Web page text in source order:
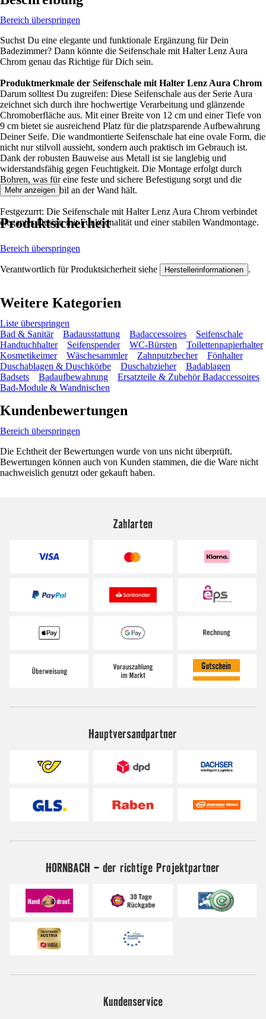
Bereich überspringen
Suchst Du eine elegante und funktionale Ergänzung für Dein
Badezimmer? Dann könnte die Seifenschale mit Halter Lenz Aura
Chrom genau das Richtige für Dich sein.
Produktmerkmale der Seifenschale mit Halter Lenz Aura Chrom
Darum solltest Du zugreifen: Diese Seifenschale aus der Serie Aura
zeichnet sich durch ihre hochwertige Verarbeitung und glänzende
Chromoberfläche aus. Mit einer Breite von 12 cm und einer Tiefe von
9 cm bietet sie ausreichend Platz für die platzsparende Aufbewahrung
Deiner Seife. Die wandmontierte Seifenschale hat eine ovale Form, die
nicht nur stilvoll aussieht, sondern auch praktisch im Gebrauch ist.
Dank der robusten Bauweise aus Metall ist sie langlebig und
widerstandsfähig gegen Feuchtigkeit. Die Montage erfolgt durch
Bohren, was für eine feste und sichere Befestigung sorgt und die
Seifenschale stabil an der Wand hält.
Festgezurrt: Die Seifenschale mit Halter Lenz Aura Chrom verbindet
elegantes Design mit Funktionalität und einer stabilen Wandmontage.
Mehr anzeigen
Produktsicherheit
Bereich überspringen
Verantwortlich für Produktsicherheit siehe Herstellerinformationen .
Weitere Kategorien
Liste überspringen
Bad & Sanitär
Badausstattung Badaccessoires
Seifenschale
Handtuchhalter
Seifenspender WC-Bürsten
Toilettenpapierhalter
Kosmetikeimer
Wäschesammler Zahnputzbecher
Fönhalter
Duschablagen & Duschkörbe
Duschabzieher
Badablagen
Badsets
Badaufbewahrung
Ersatzteile & Zubehör Badaccessoires
Bad-Module & Wandnischen
Kundenbewertungen
Bereich überspringen
Die Echtheit der Bewertungen wurde von uns nicht überprüft.
Bewertungen können auch von Kunden stammen, die die Ware nicht
nachweislich genutzt oder gekauft haben.
Zahlarten
Hauptversandpartner
HORNBACH - der richtige Projektpartner
Kundenservice